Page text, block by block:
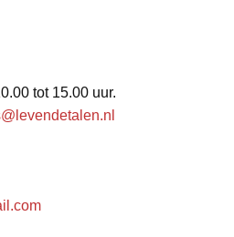
tot 15.00 uur.